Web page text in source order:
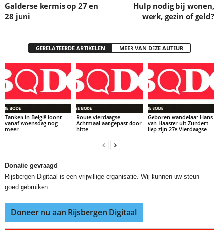
Galderse kermis op 27 en
28 juni
Hulp nodig bij wonen,
werk, gezin of geld?
GERELATEERDE ARTIKELEN MEER VAN DEZE AUTEUR
Tanken in België loont
vanaf woensdag nog
meer
Route vierdaagse
Achtmaal aangepast door
hitte
Geboren wandelaar Hans
van Haaster uit Zundert
liep zijn 27e Vierdaagse
Donatie gevraagd
Rijsbergen Digitaal is een vrijwillige organisatie. Wij kunnen uw steun
goed gebruiken.
Doneer nu aan Rijsbergen Digitaal